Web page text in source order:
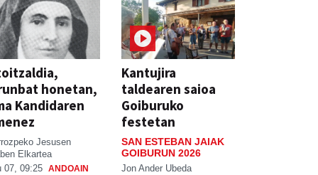
honetan,
Kandidaren
Jesusen
Elkartea
07, 09:25 ANDOAIN
Kantujira
taldearen saioa
Goiburuko
festetan
SAN ESTEBAN JAIAK
GOIBURUN 2026
Jon Ander Ubeda